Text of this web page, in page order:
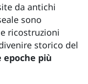
da antichi
sono
ricostruzioni
storico del
più